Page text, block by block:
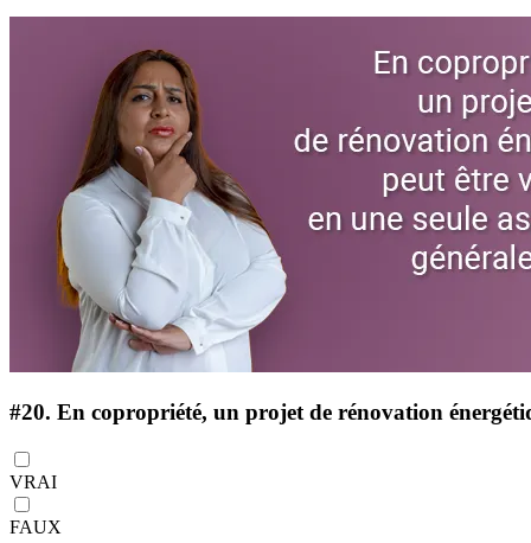
#20. En copropriété, un projet de rénovation
VRAI
FAUX